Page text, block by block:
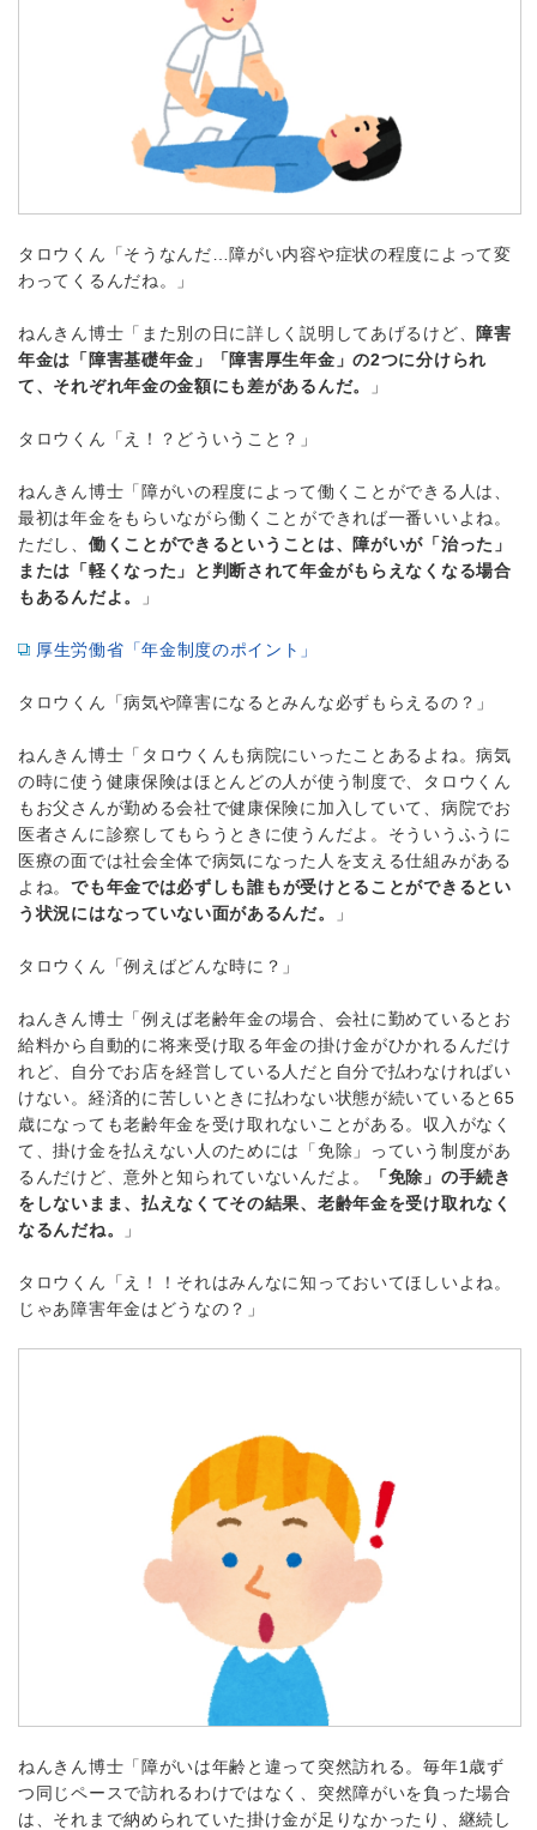
タロウくん「そうなんだ…障がい内容や症状の程度によって変
わってくるんだね。」
ねんきん博士「また別の日に詳しく説明してあげるけど、
障害
年金は「障害基礎年金」「障害厚生年金」の2つに分けられ
て、それぞれ年金の金額にも差があるんだ。
」
タロウくん「え！？どういうこと？」
ねんきん博士「障がいの程度によって働くことができる人は、
最初は年金をもらいながら働くことができれば一番いいよね。
ただし、 働くことができるということは、障がいが「治った」
または「軽くなった」と判断されて年金がもらえなくなる場合
もあるんだよ。
」
厚生労働省「年金制度のポイント」
タロウくん「病気や障害になるとみんな必ずもらえるの？」
ねんきん博士「タロウくんも病院にいったことあるよね。病気
の時に使う健康保険はほとんどの人が使う制度で、タロウくん
もお父さんが勤める会社で健康保険に加入していて、病院でお
医者さんに診察してもらうときに使うんだよ。そういうふうに
医療の面では社会全体で病気になった人を支える仕組みがある
よね。でも年金では必ずしも誰もが受けとることができるとい
う状況にはなっていない面があるんだ。
」
タロウくん「例えばどんな時に？」
ねんきん博士「例えば老齢年金の場合、会社に勤めているとお
給料から自動的に将来受け取る年金の掛け金がひかれるんだけ
れど、自分でお店を経営している人だと自分で払わなければい
けない。経済的に苦しいときに払わない状態が続いていると65
歳になっても老齢年金を受け取れないことがある。収入がなく
て、掛け金を払えない人のためには「免除」っていう制度があ
るんだけど、意外と知られていないんだよ。
「免除」の手続き
をしないまま、払えなくてその結果、老齢年金を受け取れなく
なるんだね。
」
タロウくん「え！！それはみんなに知っておいてほしいよね。
じゃあ障害年金はどうなの？」
ねんきん博士「障がいは年齢と違って突然訪れる。毎年1歳ず
つ同じペースで訪れるわけではなく、突然障がいを負った場合
は、それまで納められていた掛け金が足りなかったり、継続し